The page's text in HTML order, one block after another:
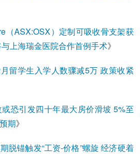
（ASX:OSX）定制可吸收骨支架获
上海瑞金医院合作首例手术》
留学生入学人数骤减5万 政策收紧
恐引发四十年最大房价滑坡 5%至
期》
脱锚触发“工资-价格”螺旋 经济硬着